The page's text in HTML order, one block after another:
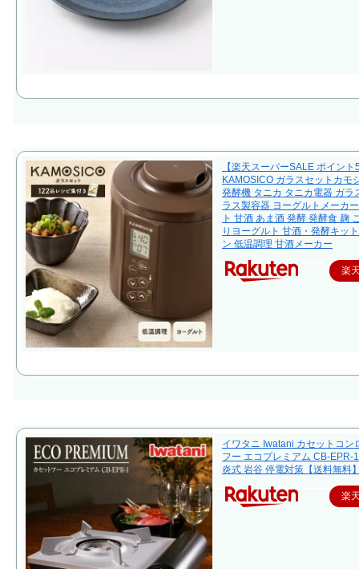
【楽天スーパーSALE ポイント
KAMOSICO ガラスセットカモ
発酵機 タニカ タニカ電器 ガラ
ラス製容器 ヨーグルトメーカ
ト 甘酒 あま酒 発酵 発酵食 麹
りヨーグルト 甘酒・発酵キッ
ン 低温調理 甘酒メーカー
楽
イワタニ Iwatani カセットコン
フー エコプレミアム CB-EPR-
炎式 岩谷 停電対策【送料無料
楽